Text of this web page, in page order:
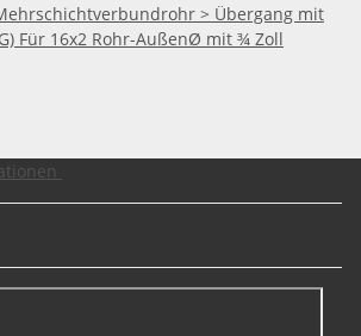
> Übergang mit
Für 16x2 Rohr-AußenØ mit ¾ Zoll